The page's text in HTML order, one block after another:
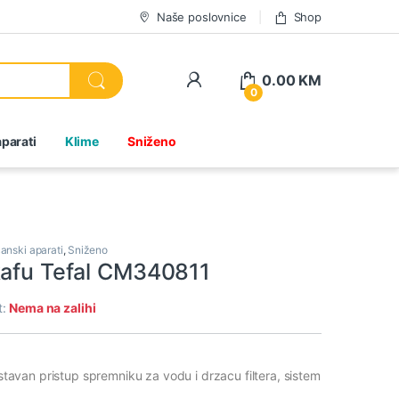
Naše poslovnice Shop
0
0.00 KM
Klime Sniženo
aparati, Sniženo
Tefal CM340811
Nema na zalihi
pristup spremniku za vodu i drzacu filtera, sistem